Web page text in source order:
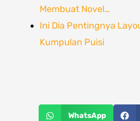
Membuat Novel…
Ini Dia Pentingnya
Kumpulan Puisi
WhatsApp